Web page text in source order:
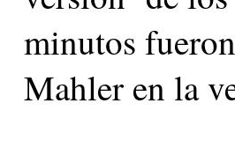
minutos
Mahler en la